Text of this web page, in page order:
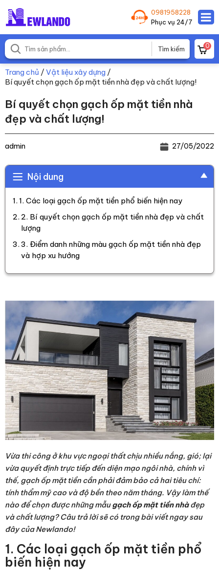
0981958228
Phục vụ 24/7
0
Trang chủ / Vật liệu xây dựng /
Bí quyết chọn gạch ốp mặt tiền nhà đẹp và chất lượng!
Bí quyết chọn gạch ốp mặt tiền nhà
đẹp và chất lượng!
admin 27/05/2022
Nội dung
1. Các loại gạch ốp mặt tiền phổ biến hiện nay
2. Bí quyết chọn gạch ốp mặt tiền nhà đẹp và chất
lượng
3. Điểm danh những màu gạch ốp mặt tiền nhà đẹp
và hợp xu hướng
Vừa thi công ở khu vực ngoại thất chịu nhiều nắng, gió; lại
vừa quyết định trực tiếp đến diện mạo ngôi nhà, chính vì
thế, gạch ốp mặt tiền cần phải đảm bảo cả hai tiêu chí:
tính thẩm mỹ cao và độ bền theo năm tháng. Vậy làm thế
nào để chọn được những mẫugạch ốp mặt tiền nhàđẹp
và chất lượng? Câu trả lời sẽ có trong bài viết ngay sau
đây của Newlando!
1. Các loại gạch ốp mặt tiền phổ
biến hiện nay